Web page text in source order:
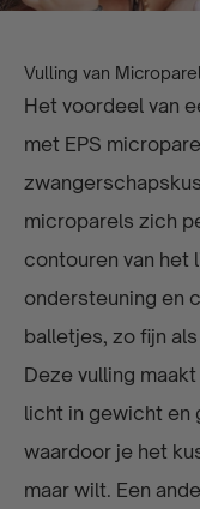
Vulling van
Het voordeel van
met EPS
microparels zich
contouren van het
ondersteuning en
balletjes, zo fijn
Deze vulling
licht in gewicht en
waardoor je het
maar wilt. Een